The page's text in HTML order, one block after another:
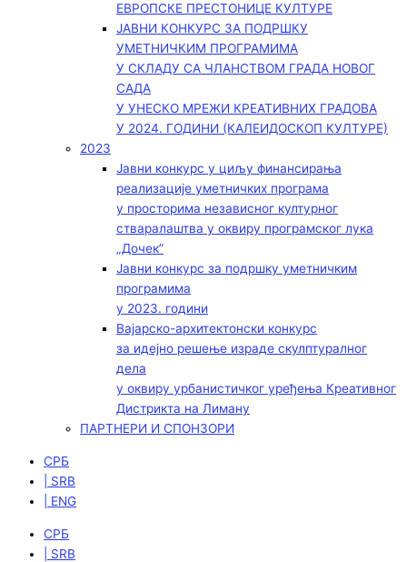
ЕВРОПСКЕ ПРЕСТОНИЦЕ КУЛТУРЕ
ЈАВНИ КОНКУРС ЗА ПОДРШКУ
УМЕТНИЧКИМ ПРОГРАМИМА
У СКЛАДУ СА ЧЛАНСТВОМ ГРАДА НОВОГ
САДА
У УНЕСКО МРЕЖИ КРЕАТИВНИХ ГРАДОВА
У 2024. ГОДИНИ (КАЛЕИДОСКОП КУЛТУРЕ)
2023
Јавни конкурс у циљу финансирања
реализације уметничких програма
у просторима независног културног
стваралаштва у оквиру програмског лука
„Дочек”
Јавни конкурс за подршку уметничким
програмима
у 2023. години
Вајарско-архитектонски конкурс
за идејно решење израде скулптуралног
дела
у оквиру урбанистичког уређења Креативног
Дистрикта на Лиману
ПАРТНЕРИ И СПОНЗОРИ
СРБ
| SRB
| ENG
СРБ
| SRB